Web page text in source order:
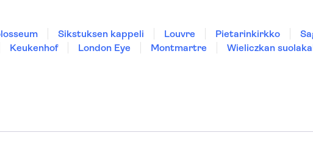
Sikstuksen kappeli Louvre Pietarinkirkko
Keukenhof London Eye Montmartre Wieliczkan